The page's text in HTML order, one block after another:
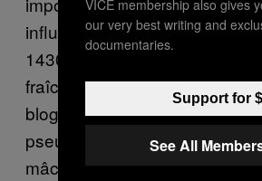
influenceurs, c’est elle : suivie
143000 fidèles, Fatou N’Diaye
fraîcheur dans l’univers
blogueuses mode et beauté.
pseudonyme de
mâche pas ses mots et
VICE membership also gives
our very best writing and
documentaries.
Support for
See All